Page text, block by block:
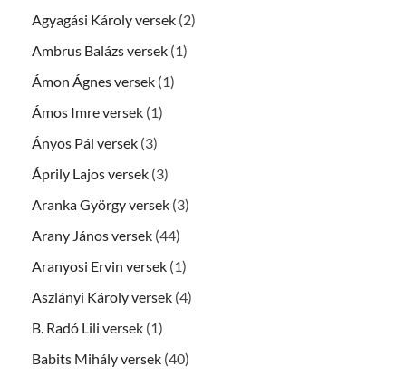
Agyagási Károly versek (2)
Ambrus Balázs versek (1)
Ámon Ágnes versek (1)
Ámos Imre versek (1)
Ányos Pál versek (3)
Áprily Lajos versek (3)
Aranka György versek (3)
Arany János versek (44)
Aranyosi Ervin versek (1)
Aszlányi Károly versek (4)
B. Radó Lili versek (1)
Babits Mihály versek (40)